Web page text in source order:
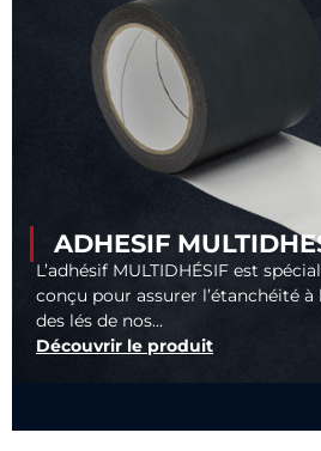
ADHESIF
L’adhésif MULTIDHÉSIF est
conçu pour assurer l’étanchéité
des lés de nos...
Découvrir le produit